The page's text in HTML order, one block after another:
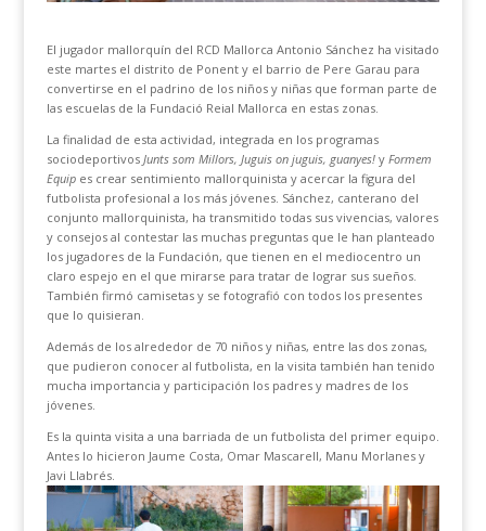
El jugador mallorquín del RCD Mallorca Antonio Sánchez ha visitado
este martes el distrito de Ponent y el barrio de Pere Garau para
convertirse en el padrino de los niños y niñas que forman parte de
las escuelas de la Fundació Reial Mallorca en estas zonas.
La finalidad de esta actividad, integrada en los programas
sociodeportivos Junts som Millors, Juguis on juguis, guanyes! yFormem
Equip es crear sentimiento mallorquinista y acercar la figura del
futbolista profesional a los más jóvenes. Sánchez, canterano del
conjunto mallorquinista, ha transmitido todas sus vivencias, valores
y consejos al contestar las muchas preguntas que le han planteado
los jugadores de la Fundación, que tienen en el mediocentro un
claro espejo en el que mirarse para tratar de lograr sus sueños.
También firmó camisetas y se fotografió con todos los presentes
que lo quisieran.
Además de los alrededor de 70 niños y niñas, entre las dos zonas,
que pudieron conocer al futbolista, en la visita también han tenido
mucha importancia y participación los padres y madres de los
jóvenes.
Es la quinta visita a una barriada de un futbolista del primer equipo.
Antes lo hicieron Jaume Costa, Omar Mascarell, Manu Morlanes y
Javi Llabrés.